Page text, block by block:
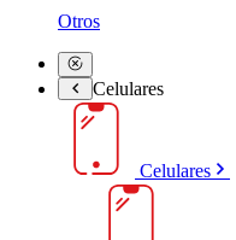
Otros
Celulares
Celulares